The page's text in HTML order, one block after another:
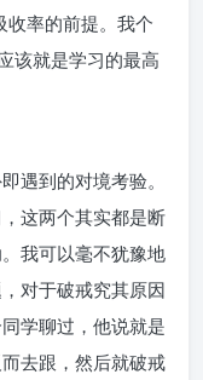
收率的前提。我个
该就是学习的最高
遇到的对境考验。
这两个其实都是断
我可以毫不犹豫地
对于破戒究其原因
学聊过，他说就是
去跟，然后就破戒